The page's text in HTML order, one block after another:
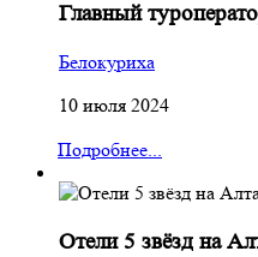
Главный
Белокуриха
10 июля 2024
Подробнее...
Отели 5 звёзд на